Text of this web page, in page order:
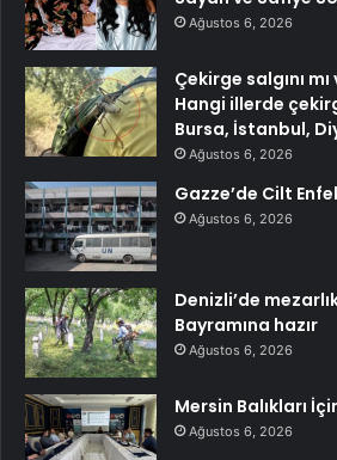
Ağustos 6, 2026
Çekirge salgını
Hangi illerde
Bursa, İstanbul,
Ağustos 6, 2026
Gazze’de Cilt
Ağustos 6, 2026
Denizli’de
Bayramına hazır
Ağustos 6, 2026
Mersin Balıkları
Ağustos 6, 2026